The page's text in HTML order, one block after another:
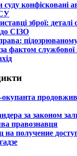
конфісковані
зброї: деталі
до СІЗО
фактом службової
окупанта
за законом
правознавця
на получение